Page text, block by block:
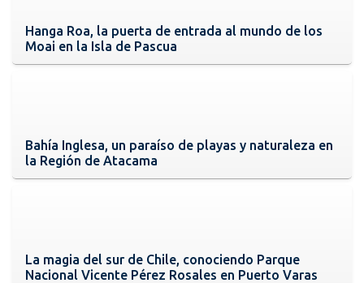
Hanga Roa, la puerta de entrada al mundo de los
Moai en la Isla de Pascua
Bahía Inglesa, un paraíso de playas y naturaleza en
la Región de Atacama
La magia del sur de Chile, conociendo Parque
Nacional Vicente Pérez Rosales en Puerto Varas